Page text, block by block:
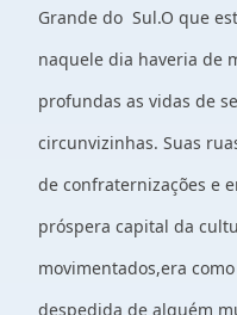
Grande do Sul.O que
naquele dia haveria de
profundas as vidas de
circunvizinhas. Suas
de confraternizações e
próspera capital da
movimentados,era
despedida de alguém